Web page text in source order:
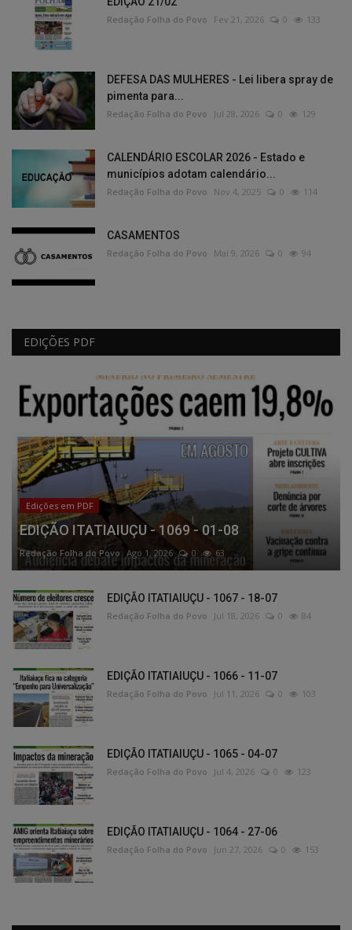
Redação Folha do Povo Fev 21, 2026 0 133
DEFESA DAS MULHERES - Lei libera spray de
pimenta para...
Redação Folha do Povo Jul 28, 2026 0 129
CALENDÁRIO ESCOLAR 2026 - Estado e
municípios adotam calendário...
Redação Folha do Povo Nov 4, 2025 0 114
CASAMENTOS
Redação Folha do Povo Mai 9, 2026 0 94
EDIÇÕES PDF
Edições em PDF
EDIÇÃO ITATIAIUÇU - 1069 - 01-08
Redação Folha do Povo Ago 1, 2026 0 63
EDIÇÃO ITATIAIUÇU - 1067 - 18-07
Redação Folha do Povo Jul 18, 2026 0 84
EDIÇÃO ITATIAIUÇU - 1066 - 11-07
Redação Folha do Povo Jul 11, 2026 0 103
EDIÇÃO ITATIAIUÇU - 1065 - 04-07
Redação Folha do Povo Jul 4, 2026 0 123
EDIÇÃO ITATIAIUÇU - 1064 - 27-06
Redação Folha do Povo Jun 27, 2026 0 153